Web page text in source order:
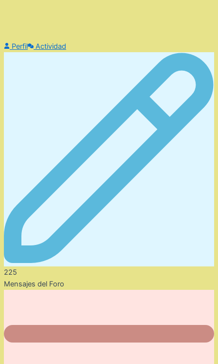
Perfil Actividad
225
Mensajes del Foro